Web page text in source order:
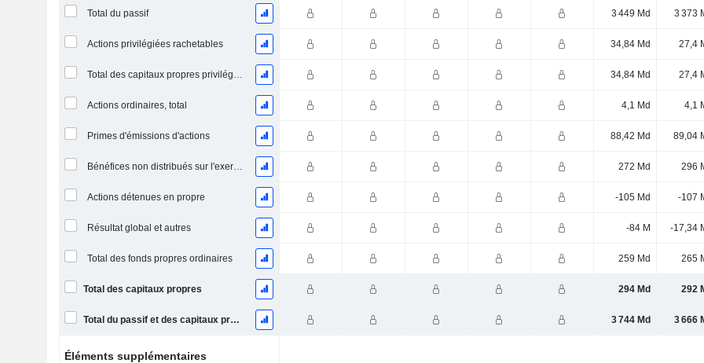
Total du passif 3 449 Md 3 373
Actions privilégiées rachetables 34,84 Md 27,4
Total des capitaux propres privilégiés 34,84 Md 27,4
Actions ordinaires, total 4,1 Md 4,1
Primes d'émissions d'actions 88,42 Md 89,04
Bénéfices non distribués sur l'exercice 272 Md 296
Actions détenues en propre -105 Md -107
Résultat global et autres -84 M -17,34
Total des fonds propres ordinaires 259 Md 265
Total des capitaux propres 294 Md 292
Total du passif et des capitaux propres 3 744 Md 3 666
Éléments supplémentaires